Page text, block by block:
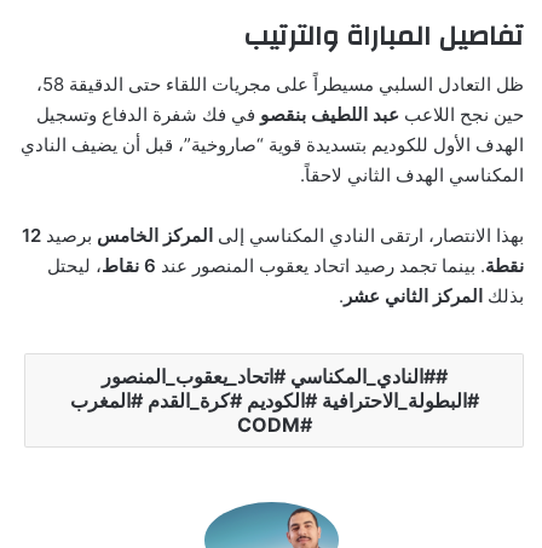
تفاصيل المباراة والترتيب
ظل التعادل السلبي مسيطراً على مجريات اللقاء حتى الدقيقة 58،
حين نجح اللاعب عبد اللطيف بنقصو في فك شفرة الدفاع وتسجيل
الهدف الأول للكوديم بتسديدة قوية “صاروخية”، قبل أن يضيف النادي
المكناسي الهدف الثاني لاحقاً.
بهذا الانتصار، ارتقى النادي المكناسي إلى المركز الخامس برصيد 12
نقطة. بينما تجمد رصيد اتحاد يعقوب المنصور عند 6 نقاط
، ليحتل
بذلك المركز الثاني عشر .
#النادي_المكناسي #اتحاد_يعقوب_المنصور
#البطولة_الاحترافية #الكوديم #كرة_القدم #المغرب
#CODM